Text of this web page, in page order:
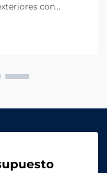
con
en funcionalidad
un